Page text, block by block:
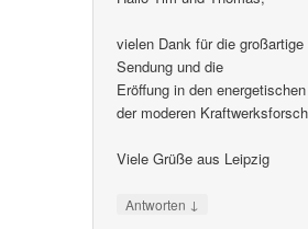
vielen Dank für die
Sendung und die
Eröffung in den
der moderen
Viele Grüße aus Leipzig
Antworten ↓